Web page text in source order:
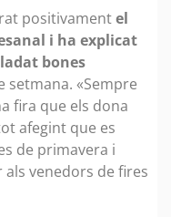
positivamentel
i ha explicat
bones
setmana. «Sempre
fira que els dona
afegint que es
de primavera i
als venedors de fires